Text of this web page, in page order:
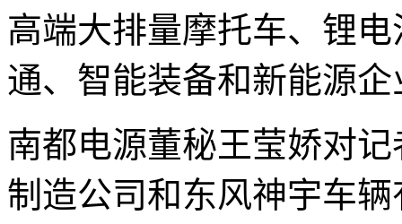
高端大排量摩托车、锂
通、智能装备和新能源企
南都电源董秘王莹娇对
制造公司和东风神宇车